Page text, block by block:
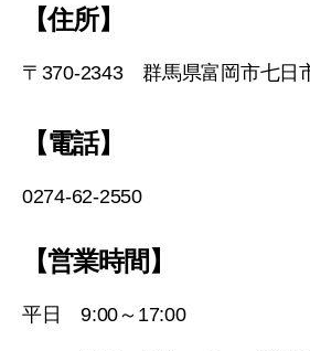
【住所】
〒370-2343 群馬県富岡市七日
【電話】
0274-62-2550
【営業時間】
平日 9:00～17:00